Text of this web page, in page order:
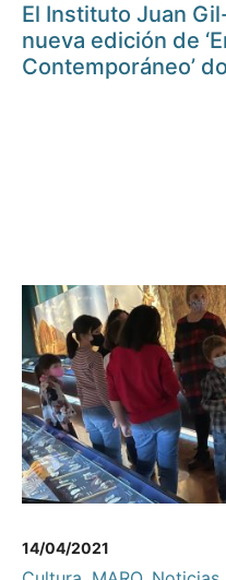
El Instituto Juan
nueva edición de
Contemporáneo’
14/04/2021